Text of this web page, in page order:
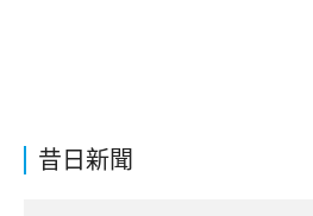
昔日新聞